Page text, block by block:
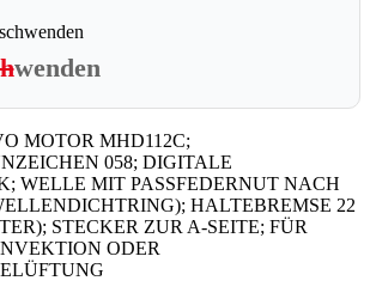
wenden
MOTOR MHD112C;
058; DIGITALE
WELLE MIT PASSFEDERNUT NACH
HALTEBREMSE 22
STECKER ZUR A-SEITE; FÜR
ODER